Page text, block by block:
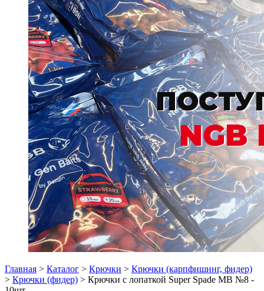
Главная > Каталог > Крючки > Крючки (карпфишинг, фидер)
> Крючки (фидер) > Крючки с лопаткой Super Spade МВ №8 -